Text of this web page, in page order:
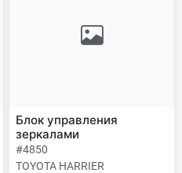
Блок управления
зеркалами
#4850
TOYOTA HARRIER